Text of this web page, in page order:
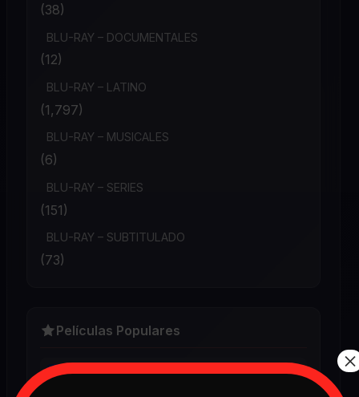
(38)
BLU-RAY – DOCUMENTALES
(12)
BLU-RAY – LATINO
(1,797)
BLU-RAY – MUSICALES
(6)
BLU-RAY – SERIES
(151)
BLU-RAY – SUBTITULADO
(73)
Películas Populares
×